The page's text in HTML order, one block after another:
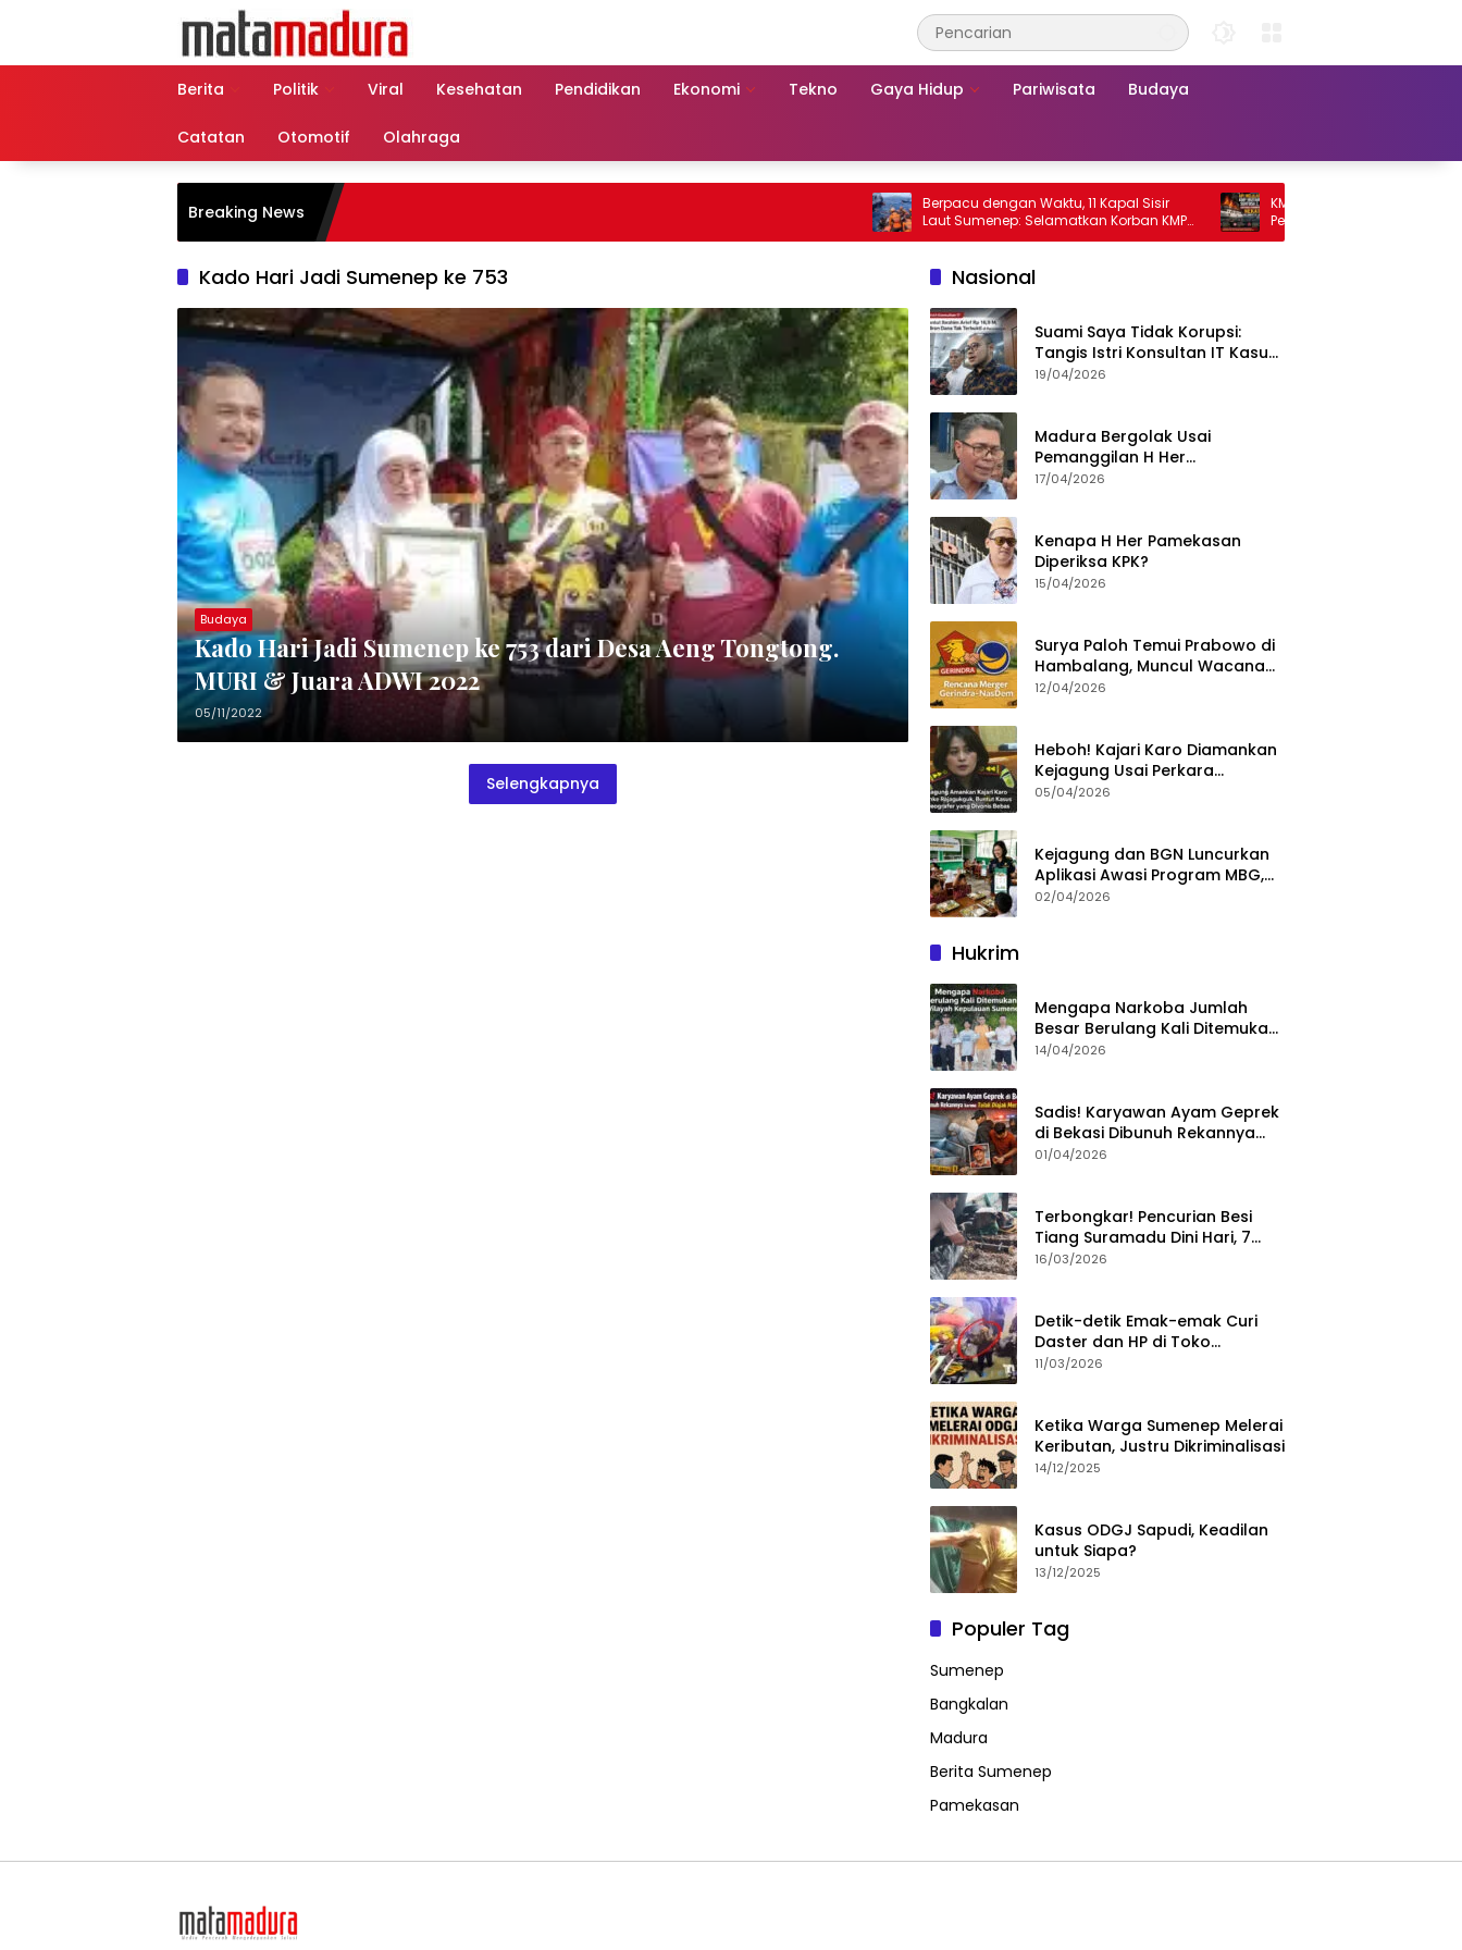
Berita
Politik Viral Kesehatan Pendidikan Ekonomi Tekno Gaya Hidup Pariwisata Budaya
Catatan Otomotif Olahraga
Breaking News
Berpacu dengan Waktu, 11 Kapal Sisir
Laut Sumenep: Selamatkan Korban KMP
Mutiara Sentosa 2
KMP Mutiara Sentosa 2 Terbakar,
Penumpang Nekat Melompat ke Laut
Kado Hari Jadi Sumenep ke 753
Budaya
Kado Hari Jadi Sumenep ke 753 dari Desa Aeng Tongtong.
MURI & Juara ADWI 2022
05/11/2022
Selengkapnya
Nasional
Suami Saya Tidak Korupsi:
Tangis Istri Konsultan IT Kasus
Nadiem Dituntut 22,5 Tahun
19/04/2026
Madura Bergolak Usai
Pemanggilan H Her
Pamekasan, Faizal Assegaf
17/04/2026
Kenapa H Her Pamekasan
Diperiksa KPK?
15/04/2026
Surya Paloh Temui Prabowo di
Hambalang, Muncul Wacana
Penggabungan NasDem dan
12/04/2026
Heboh! Kajari Karo Diamankan
Kejagung Usai Perkara
Videografer Divonis Bebas
05/04/2026
Kejagung dan BGN Luncurkan
Aplikasi Awasi Program MBG,
Begini Cara Lapornya
02/04/2026
Hukrim
Mengapa Narkoba Jumlah
Besar Berulang Kali Ditemukan
di Wilayah Kepulauan
14/04/2026
Sadis! Karyawan Ayam Geprek
di Bekasi Dibunuh Rekannya
karena Tolak Diajak Merampok
01/04/2026
Terbongkar! Pencurian Besi
Tiang Suramadu Dini Hari, 7
ABK Ditangkap Polisi
16/03/2026
Detik-detik Emak-emak Curi
Daster dan HP di Toko
Sumenep, Aksi Terekam CCTV
11/03/2026
Ketika Warga Sumenep Melerai
Keributan, Justru Dikriminalisasi
14/12/2025
Kasus ODGJ Sapudi, Keadilan
untuk Siapa?
13/12/2025
Populer Tag
Sumenep
Bangkalan
Madura
Berita Sumenep
Pamekasan